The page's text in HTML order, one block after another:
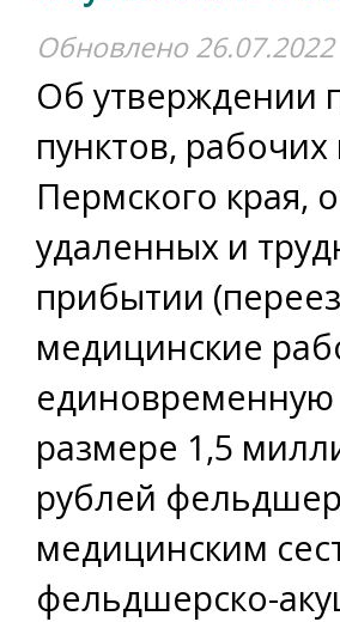
Обновлено
Об утверждении
пунктов,
Пермского края,
удаленных и
прибытии
медицинские
размере 1,5
рублей
медицинским
фельдшерско-